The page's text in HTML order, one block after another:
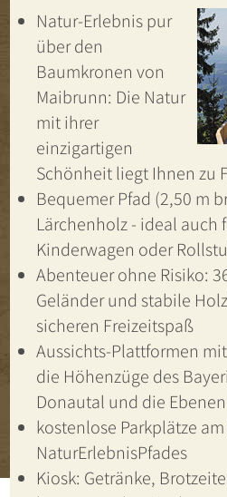
Natur-Erlebnis pur
über den
Baumkronen von
Maibrunn: Die Natur
mit ihrer
einzigartigen
Schönheit liegt Ihnen zu
Bequemer Pfad (2,50 m
Lärchenholz - ideal auch
Kinderwagen oder
Abenteuer ohne Risiko:
Geländer und stabile
sicheren Freizeitspaß
Aussichts-Plattformen
die Höhenzüge des
Donautal und die
kostenlose Parkplätze
NaturErlebnisPfades
Kiosk: Getränke,